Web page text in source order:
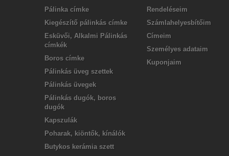
Pálinka címke
Kiegészítő pálinkás címke
Esküvői, Alkalmi Pálinkás
címkék
Boros címke
Pálinkás üveg szettek
Pálinkás üvegek
Pálinkás dugók, boros
dugók
Kapszulák
Poharak, kiöntők, kínálók
Butykos kerámia szett
Rendeléseim
Számlahelyesbítőim
Címeim
Személyes adataim
Kuponjaim